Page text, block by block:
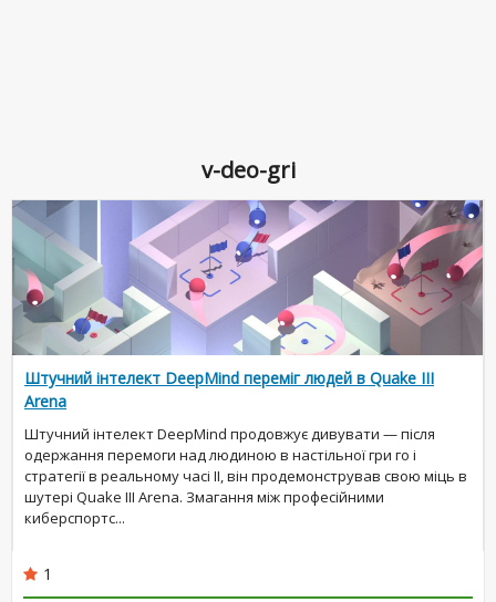
v-deo-gri
Штучний інтелект DeepMind переміг людей в Quake III
Arena
Штучний інтелект DeepMind продовжує дивувати — після
одержання перемоги над людиною в настільної гри го і
стратегії в реальному часі II, він продемонстрував свою міць в
шутері Quake III Arena. Змагання між професійними
киберспортс...
1